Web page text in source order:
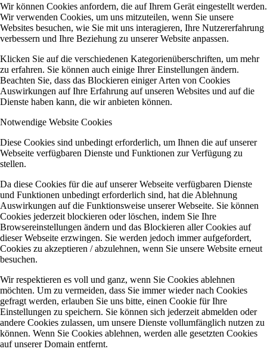
Wir können Cookies anfordern, die auf Ihrem Gerät eingestellt werden.
Wir verwenden Cookies, um uns mitzuteilen, wenn Sie unsere
Websites besuchen, wie Sie mit uns interagieren, Ihre Nutzererfahrung
verbessern und Ihre Beziehung zu unserer Website anpassen.
Klicken Sie auf die verschiedenen Kategorienüberschriften, um mehr
zu erfahren. Sie können auch einige Ihrer Einstellungen ändern.
Beachten Sie, dass das Blockieren einiger Arten von Cookies
Auswirkungen auf Ihre Erfahrung auf unseren Websites und auf die
Dienste haben kann, die wir anbieten können.
Notwendige Website Cookies
Diese Cookies sind unbedingt erforderlich, um Ihnen die auf unserer
Webseite verfügbaren Dienste und Funktionen zur Verfügung zu
stellen.
Da diese Cookies für die auf unserer Webseite verfügbaren Dienste
und Funktionen unbedingt erforderlich sind, hat die Ablehnung
Auswirkungen auf die Funktionsweise unserer Webseite. Sie können
Cookies jederzeit blockieren oder löschen, indem Sie Ihre
Browsereinstellungen ändern und das Blockieren aller Cookies auf
dieser Webseite erzwingen. Sie werden jedoch immer aufgefordert,
Cookies zu akzeptieren / abzulehnen, wenn Sie unsere Website erneut
besuchen.
Wir respektieren es voll und ganz, wenn Sie Cookies ablehnen
möchten. Um zu vermeiden, dass Sie immer wieder nach Cookies
gefragt werden, erlauben Sie uns bitte, einen Cookie für Ihre
Einstellungen zu speichern. Sie können sich jederzeit abmelden oder
andere Cookies zulassen, um unsere Dienste vollumfänglich nutzen zu
können. Wenn Sie Cookies ablehnen, werden alle gesetzten Cookies
auf unserer Domain entfernt.